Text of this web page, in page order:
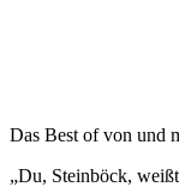
Das Best of von und
„Du, Steinböck,